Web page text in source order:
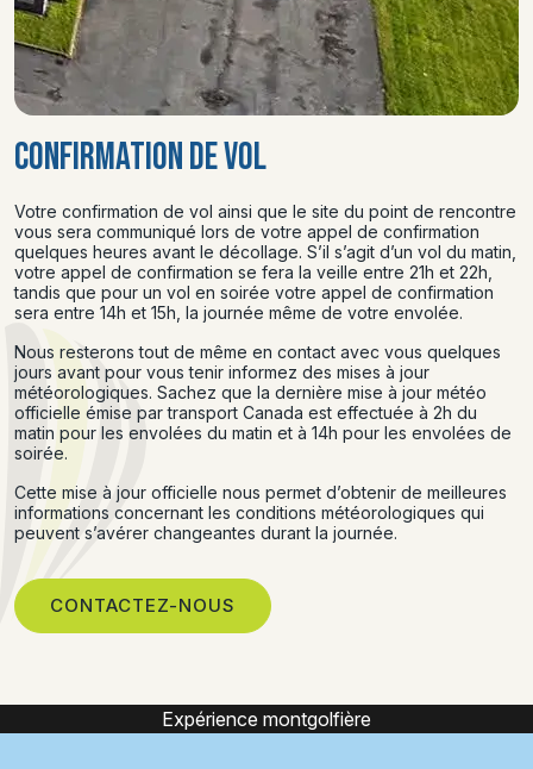
CONFIRMATION DE VOL
Votre confirmation de vol ainsi que le site du point de rencontre
vous sera communiqué lors de votre appel de confirmation
quelques heures avant le décollage. S’il s’agit d’un vol du matin,
votre appel de confirmation se fera la veille entre 21h et 22h,
tandis que pour un vol en soirée votre appel de confirmation
sera entre 14h et 15h, la journée même de votre envolée.
Nous resterons tout de même en contact avec vous quelques
jours avant pour vous tenir informez des mises à jour
météorologiques. Sachez que la dernière mise à jour météo
officielle émise par transport Canada est effectuée à 2h du
matin pour les envolées du matin et à 14h pour les envolées de
soirée.
Cette mise à jour officielle nous permet d’obtenir de meilleures
informations concernant les conditions météorologiques qui
peuvent s’avérer changeantes durant la journée.
CONTACTEZ-NOUS
Montgolfière